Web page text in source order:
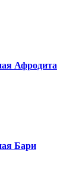
Афродита
Бари